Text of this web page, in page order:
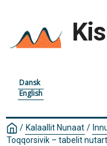
Dansk
English
/ Kalaallit Nunaat /
Toqqorsivik – tabelit